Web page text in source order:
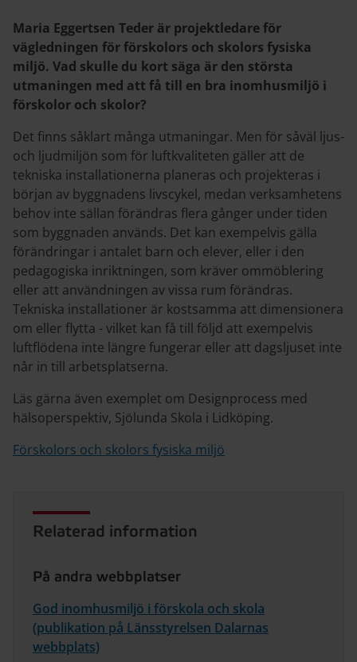
Maria Eggertsen Teder är projektledare för
vägledningen för förskolors och skolors fysiska
miljö. Vad skulle du kort säga är den största
utmaningen med att få till en bra inomhusmiljö i
förskolor och skolor?
Det finns såklart många utmaningar. Men för såväl ljus-
och ljudmiljön som för luftkvaliteten gäller att de
tekniska installationerna planeras och projekteras i
början av byggnadens livscykel, medan verksamhetens
behov inte sällan förändras flera gånger under tiden
som byggnaden används. Det kan exempelvis gälla
förändringar i antalet barn och elever, eller i den
pedagogiska inriktningen, som kräver ommöblering
eller att användningen av vissa rum förändras.
Tekniska installationer är kostsamma att dimensionera
om eller flytta - vilket kan få till följd att exempelvis
luftflödena inte längre fungerar eller att dagsljuset inte
når in till arbetsplatserna.
Läs gärna även exemplet om Designprocess med
hälsoperspektiv, Sjölunda Skola i Lidköping.
Förskolors och skolors fysiska miljö
Relaterad information
På andra webbplatser
God inomhusmiljö i förskola och skola
(publikation på Länsstyrelsen Dalarnas
webbplats)